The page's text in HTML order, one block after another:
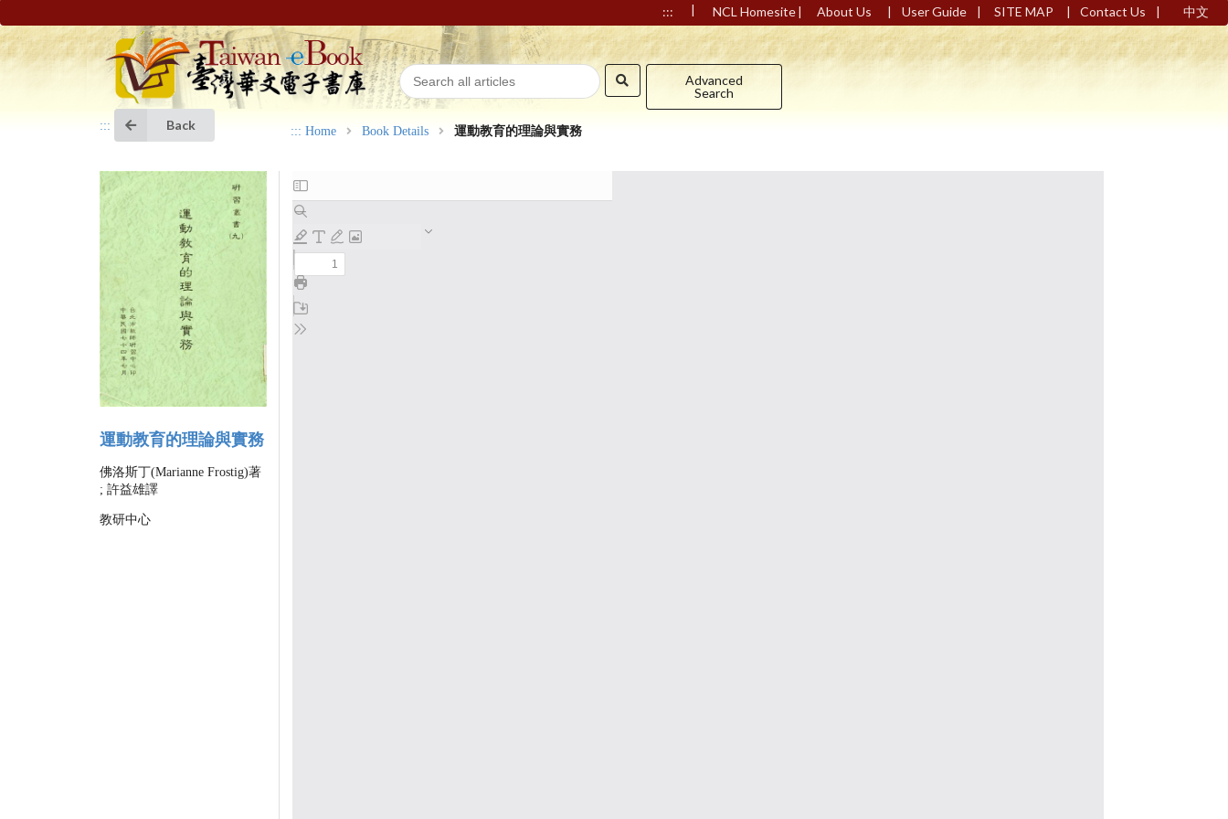
::: | NCL Homesite| About Us | User Guide | SITE MAP | Contact Us | 中文
Advanced
Search
::: Back ::: Home Book Details 運動教育的理論與實務
運動教育的理論與實務
佛洛斯丁(Marianne Frostig)著
; 許益雄譯
教研中心